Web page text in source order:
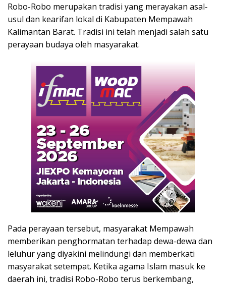
Robo-Robo merupakan tradisi yang merayakan asal-
usul dan kearifan lokal di Kabupaten Mempawah
Kalimantan Barat. Tradisi ini telah menjadi salah satu
perayaan budaya oleh masyarakat.
Pada perayaan tersebut, masyarakat Mempawah
memberikan penghormatan terhadap dewa-dewa dan
leluhur yang diyakini melindungi dan memberkati
masyarakat setempat. Ketika agama Islam masuk ke
daerah ini, tradisi Robo-Robo terus berkembang,